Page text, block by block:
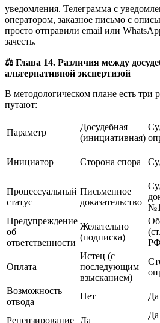
уведомления. Телеграмма с
оператором, заказное письмо с
просто отправили email или
зачесть.
⚖️ Глава 14. Различия между
альтернативной экспертизой
В методологическом плане есть три
путают:
Параметр
Досудебная
(инициативная)
Инициатор Сторона спора
Процессуальный
статус
Письменное
доказательство
№1
Предупреждение
об
ответственности
Желательно
(подписка)
Оплата
Истец (с
последующим
взысканием)
Возможность
отвода
Нет Да
Рецензирование Да
Да